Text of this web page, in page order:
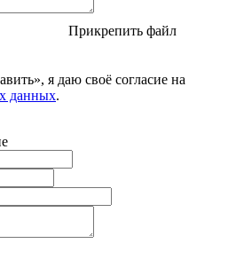
Прикрепить файл
я даю своё согласие на
данных.